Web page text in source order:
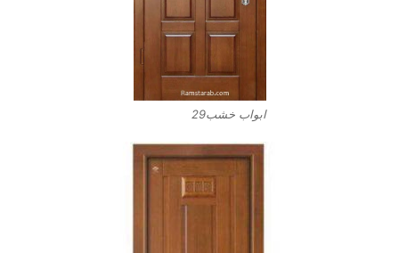
ابواب خشب29